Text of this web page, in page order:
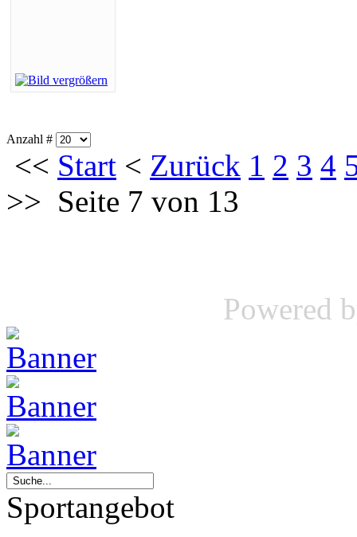
Anzahl #
<< Start < Zurück 1 2 3 4
>> Seite 7 von 13
Powered
Sportangebot